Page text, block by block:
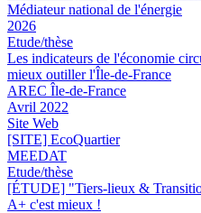
Médiateur national de l'énergie
2026
Etude/thèse
Les indicateurs de l'économie
mieux outiller l'Île-de-France
AREC Île-de-France
Avril 2022
Site Web
[SITE] EcoQuartier
MEEDAT
Etude/thèse
[ÉTUDE] "Tiers-lieux &
A+ c'est mieux !